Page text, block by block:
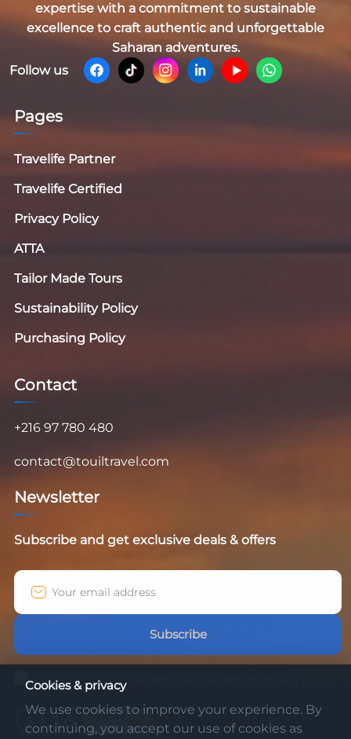
Cookies & privacy
We use cookies to improve your experience. By
continuing, you accept our use of cookies as
expertise with a commitment to sustainable
excellence to craft authentic and unforgettable
Saharan adventures.
Follow us
Pages
Travelife Partner
Travelife Certified
Privacy Policy
ATTA
Tailor Made Tours
Sustainability Policy
Purchasing Policy
Contact
+216 97 780 480
contact@touiltravel.com
Newsletter
Subscribe and get exclusive deals & offers
Subscribe
I agree to receive newsletters and accept the privacy policy.